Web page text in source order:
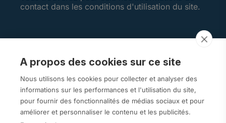
A propos des cookies sur ce site
Nous utilisons les cookies pour collecter et analyser des
informations sur les performances et l'utilisation du site,
pour fournir des fonctionnalités de médias sociaux et pour
améliorer et personnaliser le contenu et les publicités.
contact dans les conditions d'utilisation du site.